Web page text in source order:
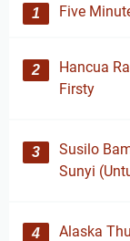
Five
Hancua
Firsty
Susilo
Sunyi
Alaska